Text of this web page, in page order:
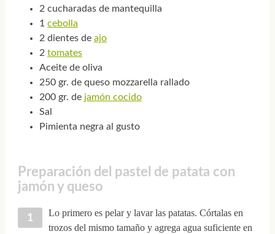
2 cucharadas de mantequilla
1 cebolla
2 dientes de ajo
2 tomates
Aceite de oliva
250 gr. de queso mozzarella rallado
200 gr. de jamón cocido
Sal
Pimienta negra al gusto
Preparación del pastel de patata con
jamón y queso
Lo primero es pelar y lavar las patatas. Córtalas en
trozos del mismo tamaño y agrega agua suficiente en